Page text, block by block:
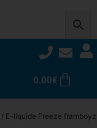
0.00€
/ E-liquide Freeze framboyz